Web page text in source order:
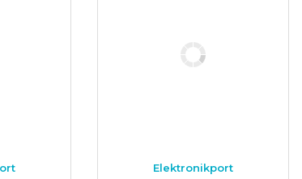
Elektronikport